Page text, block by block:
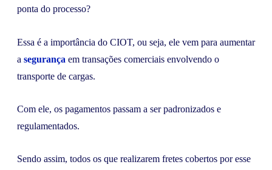
ponta do processo?
Essa é a importância do CIOT, ou seja, ele vem para aumentar
a segurança em transações comerciais envolvendo o
transporte de cargas.
Com ele, os pagamentos passam a ser padronizados e
regulamentados.
Sendo assim, todos os que realizarem fretes cobertos por esse